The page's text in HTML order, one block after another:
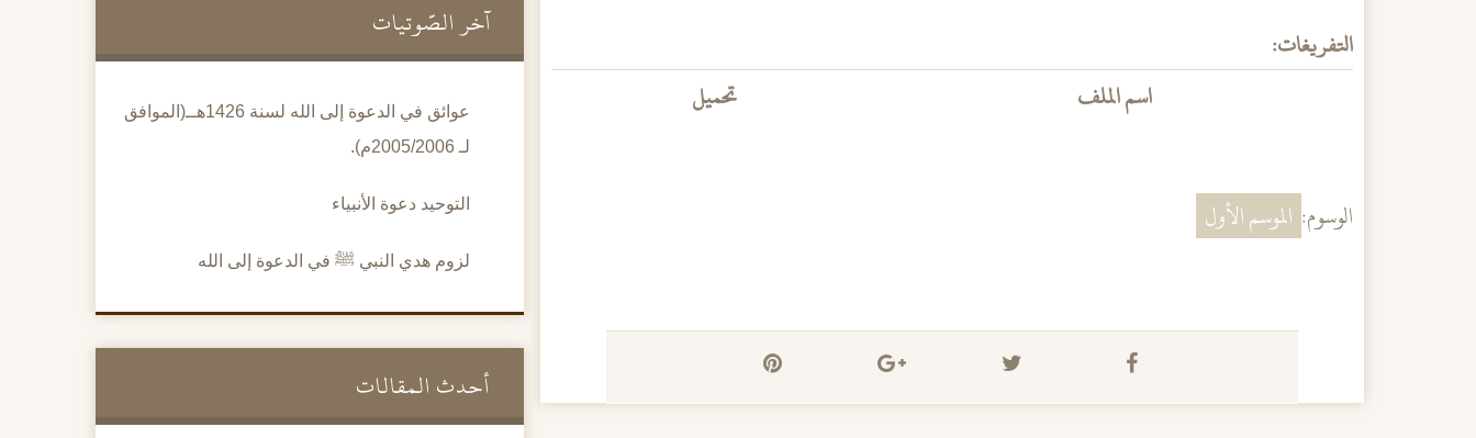
التفريغات:
اسم الملف
تحميل
الوسوم: الموسم الأول
آخر الصَّوتيات
عوائق في الدعوة إلى الله لسنة 1426هــ(الموافق
لـ 2005/2006م).
التوحيد دعوة الأنبياء
لزوم هدي النبي ﷺ في الدعوة إلى الله
أحدث المقالات